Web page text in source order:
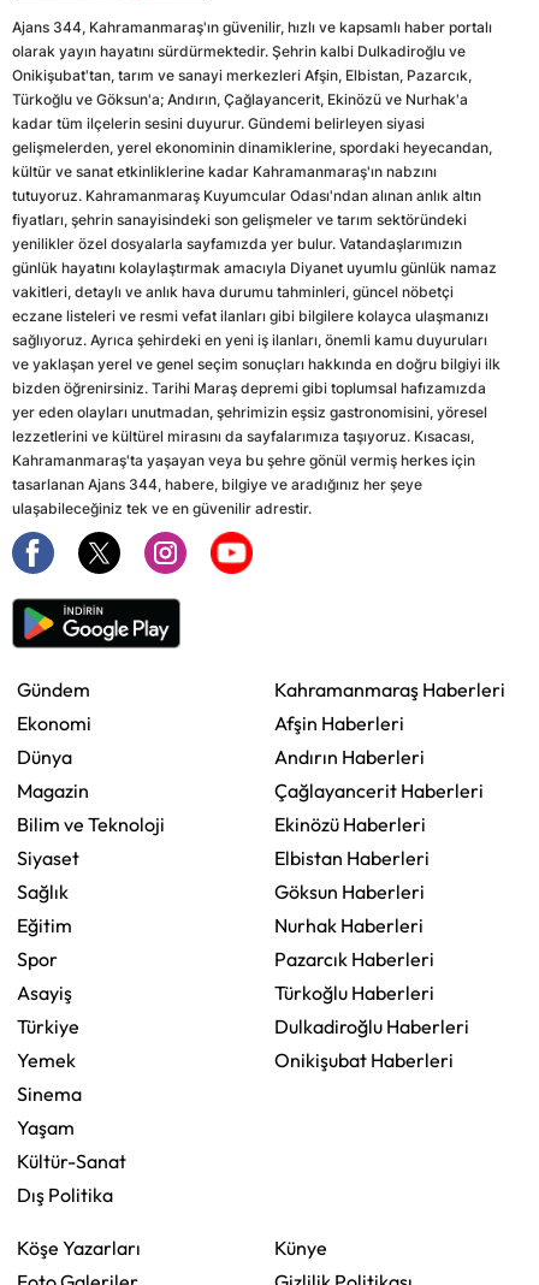
Ajans 344, Kahramanmaraş'ın güvenilir, hızlı ve kapsamlı haber portalı
olarak yayın hayatını sürdürmektedir. Şehrin kalbi Dulkadiroğlu ve
Onikişubat'tan, tarım ve sanayi merkezleri Afşin, Elbistan, Pazarcık,
Türkoğlu ve Göksun'a; Andırın, Çağlayancerit, Ekinözü ve Nurhak'a
kadar tüm ilçelerin sesini duyurur. Gündemi belirleyen siyasi
gelişmelerden, yerel ekonominin dinamiklerine, spordaki heyecandan,
kültür ve sanat etkinliklerine kadar Kahramanmaraş'ın nabzını
tutuyoruz. Kahramanmaraş Kuyumcular Odası'ndan alınan anlık altın
fiyatları, şehrin sanayisindeki son gelişmeler ve tarım sektöründeki
yenilikler özel dosyalarla sayfamızda yer bulur. Vatandaşlarımızın
günlük hayatını kolaylaştırmak amacıyla Diyanet uyumlu günlük namaz
vakitleri, detaylı ve anlık hava durumu tahminleri, güncel nöbetçi
eczane listeleri ve resmi vefat ilanları gibi bilgilere kolayca ulaşmanızı
sağlıyoruz. Ayrıca şehirdeki en yeni iş ilanları, önemli kamu duyuruları
ve yaklaşan yerel ve genel seçim sonuçları hakkında en doğru bilgiyi ilk
bizden öğrenirsiniz. Tarihi Maraş depremi gibi toplumsal hafızamızda
yer eden olayları unutmadan, şehrimizin eşsiz gastronomisini, yöresel
lezzetlerini ve kültürel mirasını da sayfalarımıza taşıyoruz. Kısacası,
Kahramanmaraş'ta yaşayan veya bu şehre gönül vermiş herkes için
tasarlanan Ajans 344, habere, bilgiye ve aradığınız her şeye
ulaşabileceğiniz tek ve en güvenilir adrestir.
Gündem
Ekonomi
Dünya
Magazin
Bilim ve Teknoloji
Siyaset
Sağlık
Eğitim
Spor
Asayiş
Türkiye
Yemek
Sinema
Yaşam
Kültür-Sanat
Dış Politika
Kahramanmaraş Haberleri
Afşin Haberleri
Andırın Haberleri
Çağlayancerit Haberleri
Ekinözü Haberleri
Elbistan Haberleri
Göksun Haberleri
Nurhak Haberleri
Pazarcık Haberleri
Türkoğlu Haberleri
Dulkadiroğlu Haberleri
Onikişubat Haberleri
Köşe Yazarları
Künye